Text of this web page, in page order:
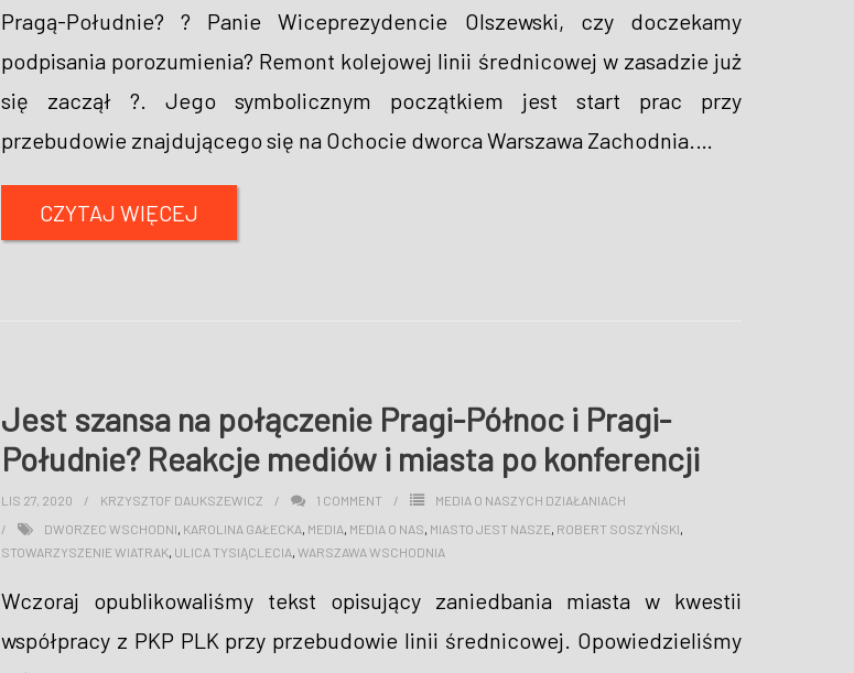
Pragą-Południe? ? Panie Wiceprezydencie Olszewski, czy doczekamy
podpisania porozumienia? Remont kolejowej linii średnicowej w zasadzie już
się zaczął ?️. Jego symbolicznym początkiem jest start prac przy
przebudowie znajdującego się na Ochocie dworca Warszawa Zachodnia.…
CZYTAJ WIĘCEJ
Jest szansa na połączenie Pragi-Północ i Pragi-
Południe? Reakcje mediów i miasta po konferencji
LIS 27, 2020 KRZYSZTOF DAUKSZEWICZ 1 COMMENT
MEDIA O NASZYCH DZIAŁANIACH
DWORZEC WSCHODNI, KAROLINA GAŁECKA, MEDIA, MEDIA O NAS, MIASTO JEST NASZE, ROBERT SOSZYŃSKI,
STOWARZYSZENIE WIATRAK, ULICA TYSIĄCLECIA, WARSZAWA WSCHODNIA
Wczoraj opublikowaliśmy tekst opisujący zaniedbania miasta w kwestii
współpracy z PKP PLK przy przebudowie linii średnicowej. Opowiedzieliśmy